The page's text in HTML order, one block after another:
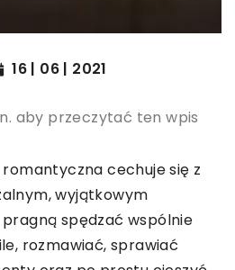
16 | 06 | 2021
aby przeczytać ten wpis
cechuje się z
wyjątkowym
spędzać wspólnie
rozmawiać, sprawiać